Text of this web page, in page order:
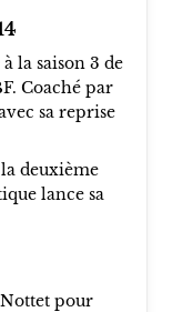
la saison 3 de
Coaché par
sa reprise
deuxième
lance sa
pour